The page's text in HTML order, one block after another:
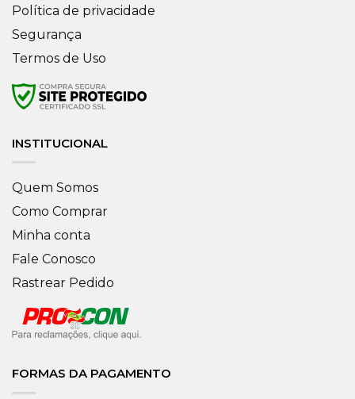
Política de privacidade
Segurança
Termos de Uso
INSTITUCIONAL
Quem Somos
Como Comprar
Minha conta
Fale Conosco
Rastrear Pedido
FORMAS DA PAGAMENTO